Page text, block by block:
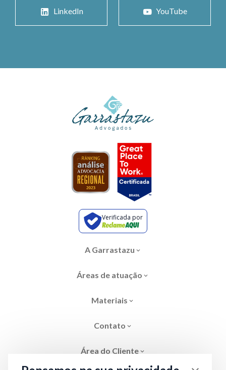
LinkedIn YouTube
Verificada por
A Garrastazu
Áreas de atuação
Materiais
Contato
Área do Cliente